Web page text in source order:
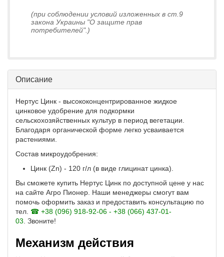
(при соблюдении условий изложенных в ст.9
закона Украины "О защите прав
потребителей".)
Описание
Нертус Цинк - высококонцентрированное жидкое
цинковое удобрение для подкормки
сельскохозяйственных культур в период вегетации.
Благодаря органической форме легко усваивается
растениями.
Состав микроудобрения:
Цинк (Zn) - 120 г/л (в виде глицинат цинка).
Вы сможете купить Нертус Цинк по доступной цене у нас
на сайте Агро Пионер. Наши менеджеры смогут вам
помочь оформить заказ и предоставить консультацию по
тел. ☎ +38 (096) 918-92-06 - +38 (066) 437-01-
03 . Звоните!
Механизм действия